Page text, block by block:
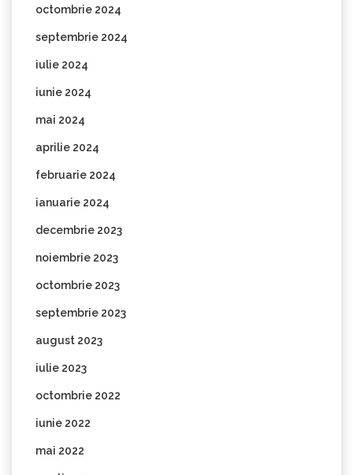
octombrie 2024
septembrie 2024
iulie 2024
iunie 2024
mai 2024
aprilie 2024
februarie 2024
ianuarie 2024
decembrie 2023
noiembrie 2023
octombrie 2023
septembrie 2023
august 2023
iulie 2023
octombrie 2022
iunie 2022
mai 2022